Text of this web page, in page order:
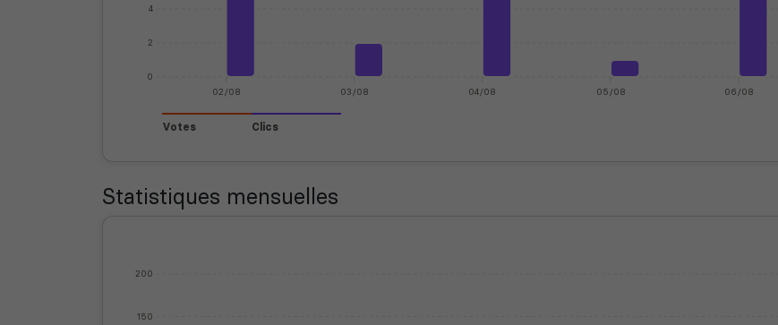
0
2
4
02/08 03/08 04/08 05/08 06/08
Votes Clics
Statistiques mensuelles
150
200